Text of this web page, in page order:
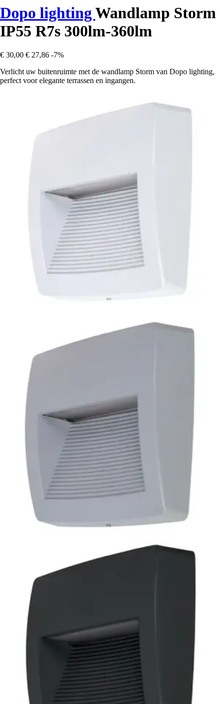
Dopo lighting Wandlamp Storm
IP55 R7s 300lm-360lm
€ 30,00 € 27,86 -7%
Verlicht uw buitenruimte met de wandlamp Storm van Dopo lighting,
perfect voor elegante terrassen en ingangen.